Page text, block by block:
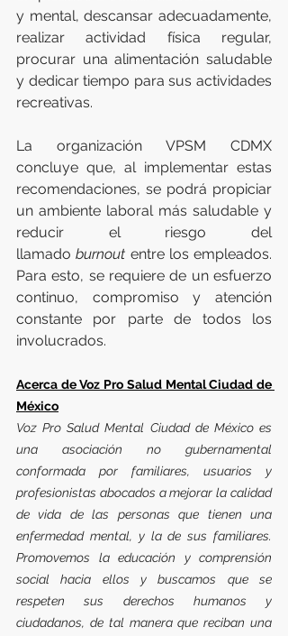
y mental, descansar adecuadamente,
realizar actividad física regular,
procurar una alimentación saludable
y dedicar tiempo para sus actividades
recreativas.
La organización VPSM CDMX
concluye que, al implementar estas
recomendaciones, se podrá propiciar
un ambiente laboral más saludable y
reducir el riesgo del
llamado burnout entre los empleados.
Para esto, se requiere de un esfuerzo
continuo, compromiso y atención
constante por parte de todos los
involucrados.
Acerca de Voz Pro Salud Mental Ciudad de
México
Voz Pro Salud Mental Ciudad de México es
una asociación no gubernamental
conformada por familiares, usuarios y
profesionistas abocados a mejorar la calidad
de vida de las personas que tienen una
enfermedad mental, y la de sus familiares.
Promovemos la educación y comprensión
social hacia ellos y buscamos que se
respeten sus derechos humanos y
ciudadanos, de tal manera que reciban una